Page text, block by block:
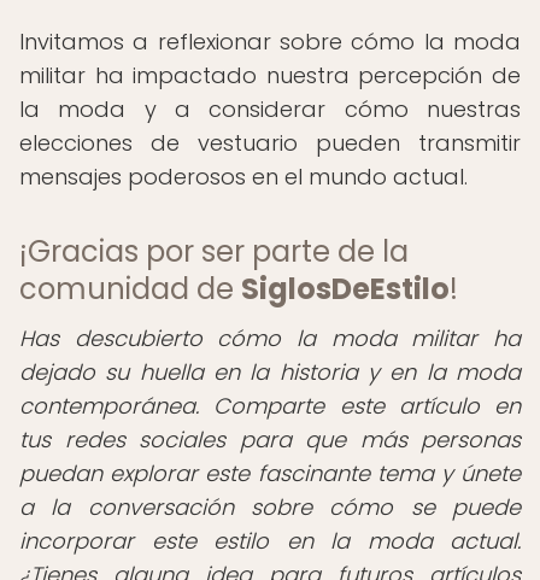
Invitamos a reflexionar sobre cómo la moda
militar ha impactado nuestra percepción de
la moda y a considerar cómo nuestras
elecciones de vestuario pueden transmitir
mensajes poderosos en el mundo actual.
¡Gracias por ser parte de la
comunidad de SiglosDeEstilo!
Has descubierto cómo la moda militar ha
dejado su huella en la historia y en la moda
contemporánea. Comparte este artículo en
tus redes sociales para que más personas
puedan explorar este fascinante tema y únete
a la conversación sobre cómo se puede
incorporar este estilo en la moda actual.